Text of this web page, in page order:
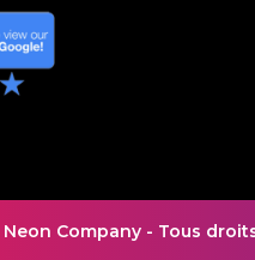
Company - Tous